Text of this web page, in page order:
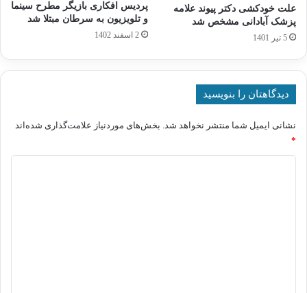
علت خودکشی دکتر پیوند علامه
پزشک آبادانی مشخص شد
5 تیر 1401
پردیس افکاری بازیگر مطرح سینما
و تلویزیون به سرطان مبتلا شد
2 اسفند 1402
دیدگاهتان را بنویسید
نشانی ایمیل شما منتشر نخواهد شد. بخش‌های موردنیاز علامت‌گذاری شده‌اند
*